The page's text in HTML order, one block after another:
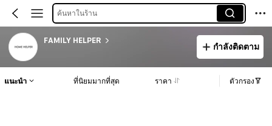
ค้นหาในร้าน
FAMILY HELPER
กำลังติดตาม
แนะนำ ที่นิยมมากที่สุด ราคา ตัวกรอง